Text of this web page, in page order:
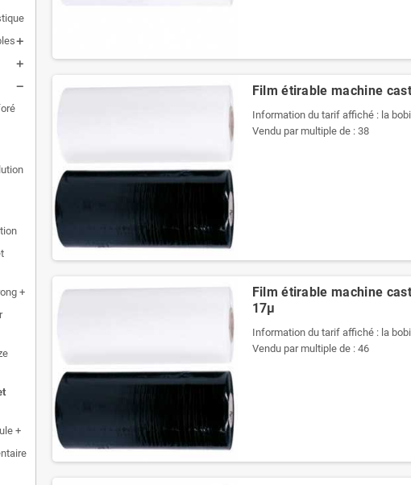
+
+
Film étirable machine
Information du tarif affiché : la
Vendu par multiple de : 38
Film étirable machine
17µ
Information du tarif affiché : la
Vendu par multiple de : 46